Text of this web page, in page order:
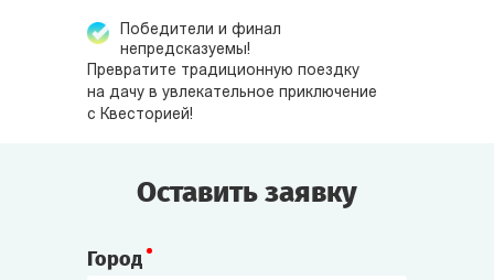
Победители и финал
непредсказуемы!
Превратите традиционную поездку
на дачу в увлекательное приключение
с Квесторией!
Оставить заявку
Город